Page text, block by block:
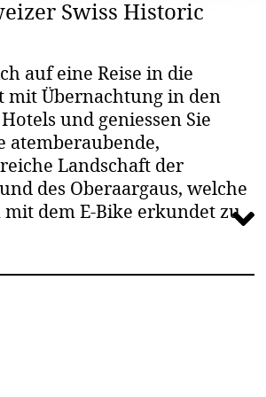
Swiss Historic
auf eine Reise in die
mit Übernachtung in den
und geniessen Sie
atemberaubende,
Landschaft der
des Oberaargaus, welche
dem E-Bike erkundet zu